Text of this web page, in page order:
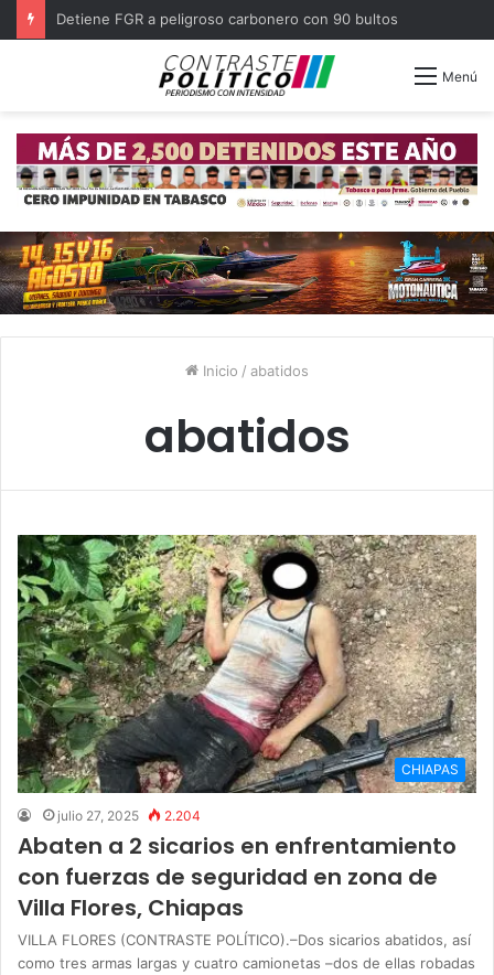
Detiene FGR a peligroso carbonero con 90 bultos
Menú
Inicio / abatidos
abatidos
CHIAPAS
julio 27, 2025 2.204
Abaten a 2 sicarios en enfrentamiento
con fuerzas de seguridad en zona de
Villa Flores, Chiapas
VILLA FLORES (CONTRASTE POLÍTICO).–Dos sicarios abatidos, así
como tres armas largas y cuatro camionetas –dos de ellas robadas